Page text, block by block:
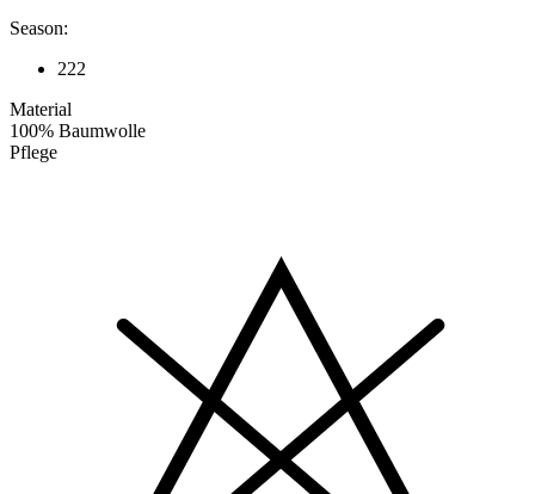
Season:
222
Material
100% Baumwolle
Pflege